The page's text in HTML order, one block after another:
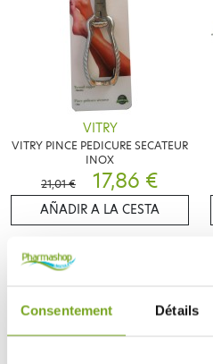
Consentement Détails
VITRY
VITRY PINCE PEDICURE SECATEUR
INOX
21,01 €
17,86 €
AÑADIR A LA CESTA